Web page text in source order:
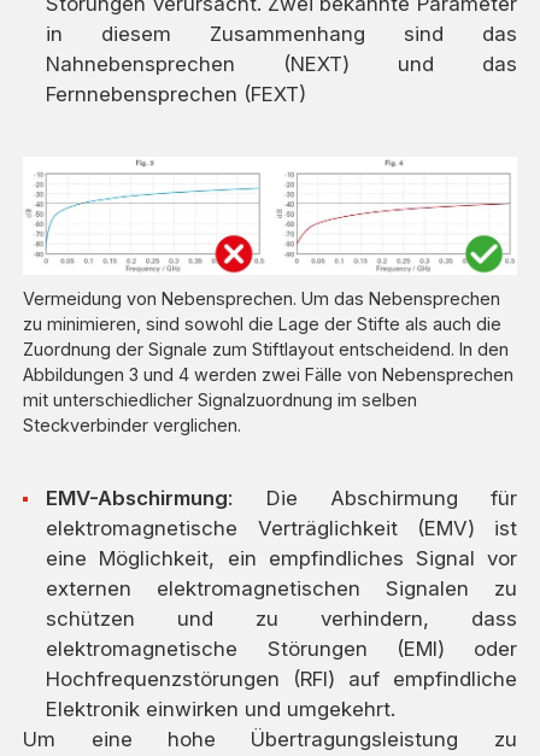
in diesem Zusammenhang sind das
Nahnebensprechen (NEXT) und das
Fernnebensprechen (FEXT)
Vermeidung von Nebensprechen. Um das Nebensprechen
zu minimieren, sind sowohl die Lage der Stifte als auch die
Zuordnung der Signale zum Stiftlayout entscheidend. In den
Abbildungen 3 und 4 werden zwei Fälle von Nebensprechen
mit unterschiedlicher Signalzuordnung im selben
Steckverbinder verglichen.
EMV-Abschirmung: Die Abschirmung für
elektromagnetische Verträglichkeit (EMV) ist
eine Möglichkeit, ein empfindliches Signal vor
externen elektromagnetischen Signalen zu
schützen und zu verhindern, dass
elektromagnetische Störungen (EMI) oder
Hochfrequenzstörungen (RFI) auf empfindliche
Elektronik einwirken und umgekehrt.
Um eine hohe Übertragungsleistung zu